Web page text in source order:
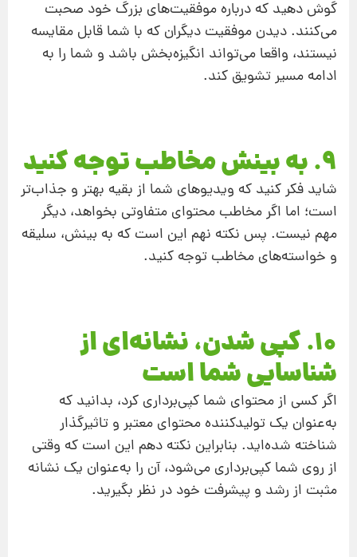
گوش دهید که درباره موفقیت‌های بزرگ خود صحبت
می‌کنند. دیدن موفقیت دیگران که با شما قابل مقایسه
نیستند، واقعا می‌تواند انگیزه‌بخش باشد و شما را به
ادامه مسیر تشویق کند.
9. به بینش مخاطب توجه کنید
شاید فکر کنید که ویدیوهای شما از بقیه بهتر و جذاب‌تر
است؛ اما اگر مخاطب محتوای متفاوتی بخواهد، دیگر
مهم نیست. پس نکته نهم این است که به بینش، سلیقه
و خواسته‌های مخاطب توجه کنید.
10. کپی شدن، نشانه‌ای از
شناسایی شما است
اگر کسی از محتوای شما کپی‌برداری کرد، بدانید که
به‌عنوان یک تولیدکننده محتوای معتبر و تاثیرگذار
شناخته شده‌اید. بنابراین نکته دهم این است که وقتی
از روی شما کپی‌برداری می‌شود، آن را به‌عنوان یک نشانه
مثبت از رشد و پیشرفت خود در نظر بگیرید.